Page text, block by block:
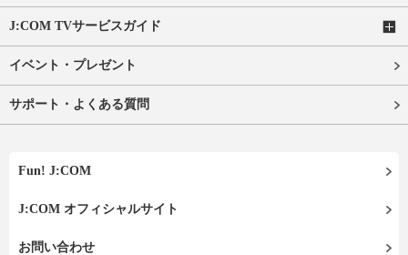
J:COM TVサービスガイド
イベント・プレゼント
サポート・よくある質問
Fun! J:COM
J:COM オフィシャルサイト
お問い合わせ